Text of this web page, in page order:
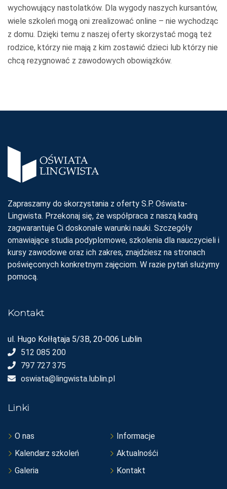
wychowujący nastolatków. Dla wygody naszych kursantów,
wiele szkoleń mogą oni zrealizować online – nie wychodząc
z domu. Dzięki temu z naszej oferty skorzystać mogą też
rodzice, którzy nie mają z kim zostawić dzieci lub którzy nie
chcą rezygnować z zawodowych obowiązków.
Zapraszamy do skorzystania z oferty S.P. Oświata-
Lingwista. Przekonaj się, że współpraca z naszą kadrą
zagwarantuje Ci doskonałe warunki nauki. Szczegóły
omawiające studia podyplomowe, szkolenia dla nauczycieli i
kursy zawodowe oraz ich zakres, znajdziesz na stronach
poświęconych konkretnym zajęciom. W razie pytań służymy
pomocą.
Kontakt
ul. Hugo Kołłątaja 5/3B, 20-006 Lublin
512 085 200
797 727 375
oswiata@lingwista.lublin.pl
Linki
O nas
Informacje
Kalendarz szkoleń
Aktualnośći
Galeria
Kontakt